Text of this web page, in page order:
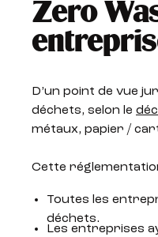
Zero
D’un point de vue
déchets, selon le
métaux, papier /
Cette
Toutes les
déchets.
Les entreprises